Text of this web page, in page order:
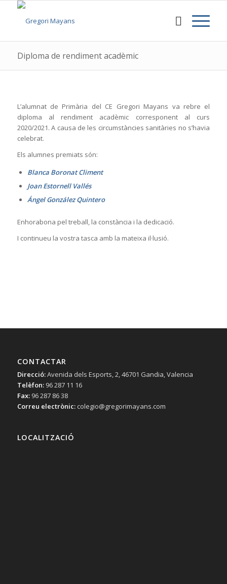
Diploma de rendiment acadèmic
L’alumnat de Primària del CE Gregori Mayans va rebre el
diploma al rendiment acadèmic corresponent al curs
2020/2021. A causa de les circumstàncies sanitàries no s’havia
celebrat.
Els alumnes premiats són:
Blanca Boronat Climent
Joan Estornell Vallés
Ángel González Quintero
Enhorabona pel treball, la constància i la dedicació.
I continueu la vostra tasca amb la mateixa il·lusió.
CONTACTAR
Direcció:Avenida dels Esports, 2, 46701 Gandia, Valencia
Telèfon:96 287 11 16
Fax:96 287 86 38
Correu electrònic:colegio@gregorimayans.com
LOCALITZACIÓ